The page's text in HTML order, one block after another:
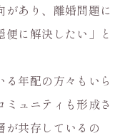
があり、離婚問題に
に解決したい」と
年配の方々もいら
ュニティも形成さ
が共存しているの